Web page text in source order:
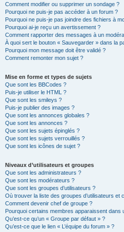
Comment modifier ou supprimer un sondage ?
Pourquoi ne puis-je pas accéder à un forum ?
Pourquoi ne puis-je pas joindre des fichiers à
Pourquoi ai-je reçu un avertissement ?
Comment rapporter des messages à un
À quoi sert le bouton « Sauvegarder » dans la
Pourquoi mon message doit être validé ?
Comment remonter mon sujet ?
Mise en forme et types de sujets
Que sont les BBCodes ?
Puis-je utiliser le HTML ?
Que sont les smileys ?
Puis-je publier des images ?
Que sont les annonces globales ?
Que sont les annonces ?
Que sont les sujets épinglés ?
Que sont les sujets verrouillés ?
Que sont les icônes de sujet ?
Niveaux d’utilisateurs et groupes
Que sont les administrateurs ?
Que sont les modérateurs ?
Que sont les groupes d’utilisateurs ?
Où trouver la liste des groupes d’utilisateurs et
Comment devenir chef de groupe ?
Pourquoi certains membres apparaissent dans
Qu’est-ce qu’un « Groupe par défaut » ?
Qu’est-ce que le lien « L’équipe du forum » ?